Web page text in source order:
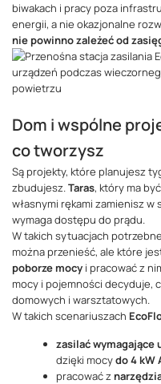
biwakach i pracy poza
energii, a nie okazjonalne
nie powinno zależeć od
Dom i wspólne
co tworzysz
Są projekty, które planujesz
zbudujesz.Taras, który ma
własnymi rękami zamienisz w
wymaga dostępu do prądu.
W takich sytuacjach
można przenieść, ale które
poborze mocy i pracować z
mocy i pojemności decyduje,
domowych i warsztatowych.
W takich scenariuszach
zasilać wymagające
dzięki mocydo 4 kW
pracować z